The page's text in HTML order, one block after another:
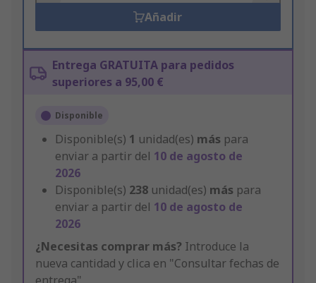
Añadir
Entrega GRATUITA para pedidos
superiores a 95,00 €
Disponible
Disponible(s) 1 unidad(es) más para
enviar a partir del 10 de agosto de
2026
Disponible(s) 238 unidad(es) más para
enviar a partir del 10 de agosto de
2026
¿Necesitas comprar más? Introduce la
nueva cantidad y clica en "Consultar fechas de